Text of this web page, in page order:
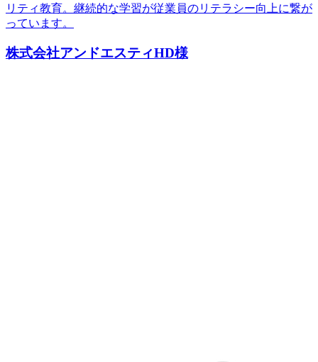
リティ教育。継続的な学習が従業員のリテラシー向上に繋が
っています。
株式会社アンドエスティHD様